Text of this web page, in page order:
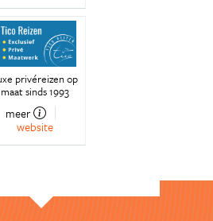
privéreizen op
maat sinds 1993
meer
website